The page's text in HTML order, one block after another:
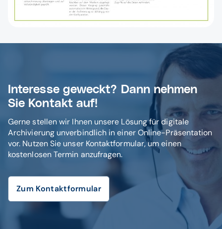
Interesse geweckt? Dann nehmen
Sie Kontakt auf!
Gerne stellen wir Ihnen unsere Lösung für digitale
Archivierung unverbindlich in einer Online-Präsentation
vor. Nutzen Sie unser Kontaktformular, um einen
kostenlosen Termin anzufragen.
Zum Kontaktformular